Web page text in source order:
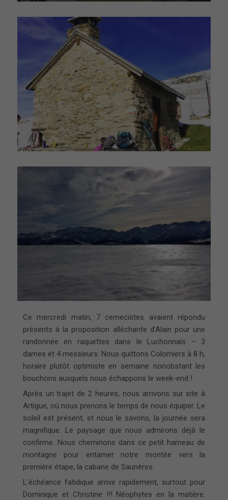
Ce mercredi matin, 7 cemecistes avaient répondu
présents à la proposition alléchante d’Alain pour une
randonnée en raquettes dans le Luchonnais – 3
dames et 4 messieurs. Nous quittons Colomiers à 8 h,
horaire plutôt optimiste en semaine nonobstant les
bouchons auxquels nous échappons le week-end !
Après un trajet de 2 heures, nous arrivons sur site à
Artigue, où nous prenons le temps de nous équiper. Le
soleil est présent, et nous le savons, la journée sera
magnifique. Le paysage que nous admirons déjà le
confirme. Nous cheminons dans ce petit hameau de
montagne pour entamer notre montée vers la
première étape, la cabane de Saunères.
L’échéance fatidique arrive rapidement, surtout pour
Dominique et Christine !!! Néophytes en la matière.